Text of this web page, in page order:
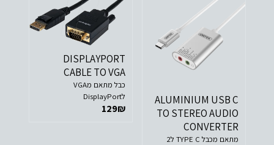
ALUMINIUM USB C
TO STEREO AUDIO
CONVERTER
מתאם מכבל TYPE C ל2
DISPLAYPORT
CABLE TO VGA
כבל מתאם מVGA
לDisplayPort
129₪